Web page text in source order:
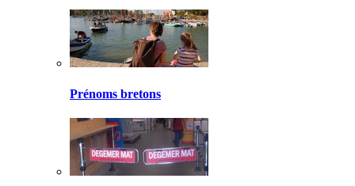
Prénoms bretons